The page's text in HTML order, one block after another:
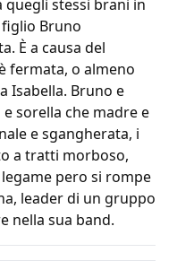
quegli stessi brani in
Bruno
È a causa del
fermata, o almeno
Isabella. Bruno e
sorella che madre e
e sgangherata, i
a tratti morboso,
pero si rompe
leader di un gruppo
nella sua band.